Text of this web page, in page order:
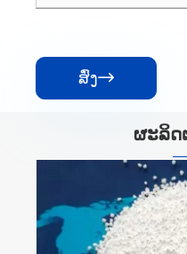
ສົ່ງ
ຜະລິ